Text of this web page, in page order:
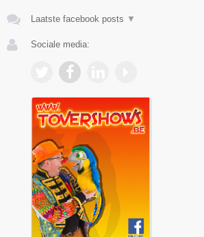
Laatste facebook posts ▼
Sociale media: